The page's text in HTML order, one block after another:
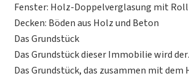
Fenster: Holz-Doppelverglasung mit
Decken: Böden aus Holz und Beton
Das Grundstück
Das Grundstück dieser Immobilie wird
Das Grundstück, das zusammen mit dem